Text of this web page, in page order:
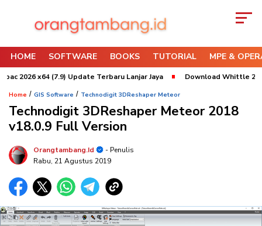
HOME SOFTWARE BOOKS TUTORIAL MPE &
2026 x64 (7.9) Update Terbaru Lanjar Jaya Download Whittle 2022
Home / GIS Software / Technodigit 3DReshaper Meteor
Technodigit 3DReshaper Meteor 2018
v18.0.9 Full Version
Orangtambang.id
- Penulis
Rabu, 21 Agustus 2019